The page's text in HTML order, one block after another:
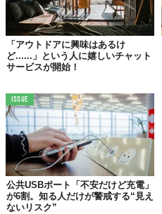
「アウトドアに興味はあるけ
ど......」という人に嬉しいチャット
サービスが開始！
ISSUE
公共USBポート「不安だけど充電」
が6割。知る人だけが警戒する“見え
ないリスク”